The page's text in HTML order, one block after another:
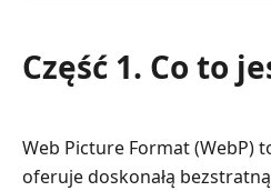
Część 1. Co to
Web Picture Format (WebP)
oferuje doskonałą